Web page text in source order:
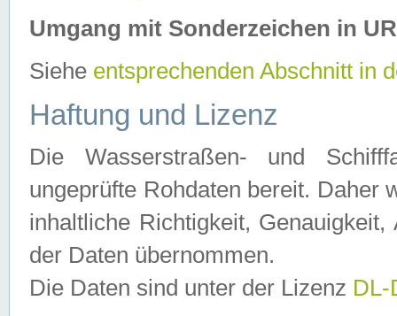
Umgang mit Sonderzeichen in
Siehe entsprechenden Abschnitt in
Haftung und Lizenz
Die Wasserstraßen- und
ungeprüfte Rohdaten bereit. Daher
inhaltliche Richtigkeit,
der Daten übernommen.
Die Daten sind unter der Lizenz